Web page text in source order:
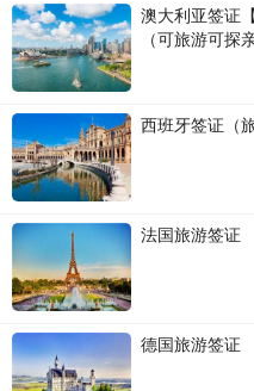
澳大利亚签证
（可旅游可探亲
西班牙签证（
法国旅游签证
德国旅游签证